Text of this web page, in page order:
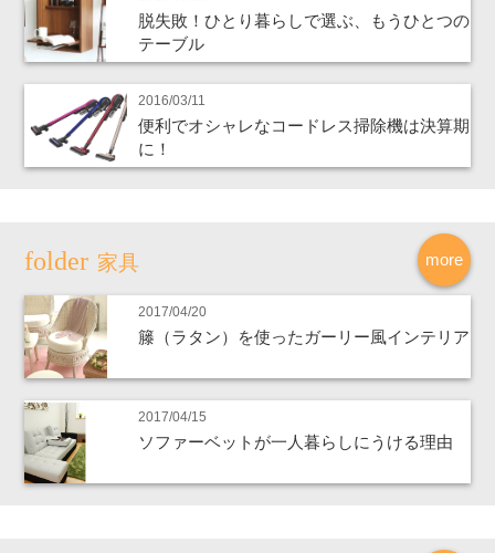
脱失敗！ひとり暮らしで選ぶ、もうひとつの
テーブル
2016/03/11
便利でオシャレなコードレス掃除機は決算期
に！
more
家具
2017/04/20
籐（ラタン）を使ったガーリー風インテリア
2017/04/15
ソファーベットが一人暮らしにうける理由